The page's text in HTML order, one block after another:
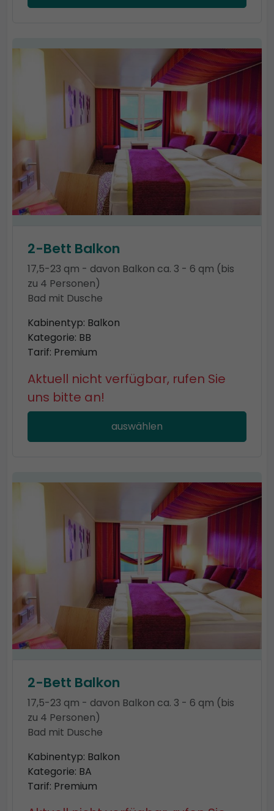
2-Bett Balkon
17,5-23 qm - davon Balkon ca. 3 - 6 qm (bis
zu 4 Personen)
Bad mit Dusche
Kabinentyp: Balkon
Kategorie: BB
Tarif: Premium
Aktuell nicht verfügbar, rufen Sie
uns bitte an!
auswählen
2-Bett Balkon
17,5-23 qm - davon Balkon ca. 3 - 6 qm (bis
zu 4 Personen)
Bad mit Dusche
Kabinentyp: Balkon
Kategorie: BA
Tarif: Premium